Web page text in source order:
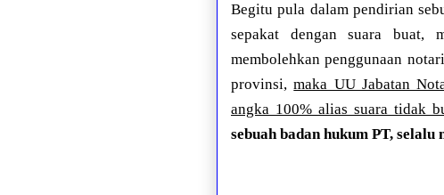
Begitu pula dalam pendirian
sepakat dengan suara buat,
membolehkan penggunaan
provinsi,maka UU Jabatan
angka 100% alias suara tidak
sebuah badan hukum PT,